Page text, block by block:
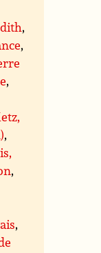
,
,
,
,
,
,